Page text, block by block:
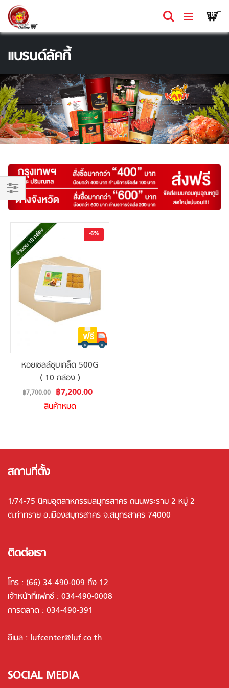
Skip
to
Content
0รายก
ค้นหา
แบรนด์ลัคกี้
Shop
-6%
หอยเชลล์ชุบเกล็ด 500G
( 10 กล่อง )
Special
Price
฿7,200.00
฿7,700.00
สินค้าหมด
สถานที่ตั้ง
1/74-75 นิคมอุตสาหกรรมสมุทรสาคร ถนนพระราม 2 หมู่ 2
ต.ท่าทราย อ.เมืองสมุทรสาคร จ.สมุทรสาคร 74000
ติดต่อเรา
โทร : (66) 34-490-009 ถึง 12
เจ้าหน้าที่แฟกซ์ : 034-490-0008
การตลาด : 034-490-391
อีเมล : lufcenter@luf.co.th
SOCIAL MEDIA